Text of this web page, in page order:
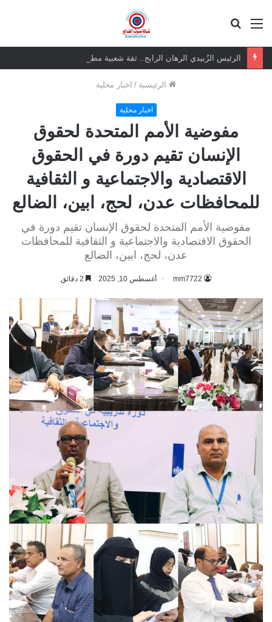
القائمة
الرئيسية / اخبار محلية
اخبار محلية
مفوضية الأمم المتحدة لحقوق
الإنسان تقيم دورة في الحقوق
الاقتصادية والاجتماعية و الثقافية
للمحافظات عدن، لحج، ابين، الضالع
مفوضية الأمم المتحدة لحقوق الإنسان تقيم دورة في
الحقوق الاقتصادية والاجتماعية و الثقافية للمحافظات
عدن، لحج، ابين، الضالع
mm7722 أغسطس 10, 2025